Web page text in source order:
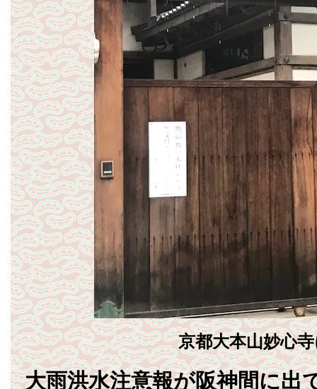
京都大本山妙心
大雨洪水注意報が阪神間に出